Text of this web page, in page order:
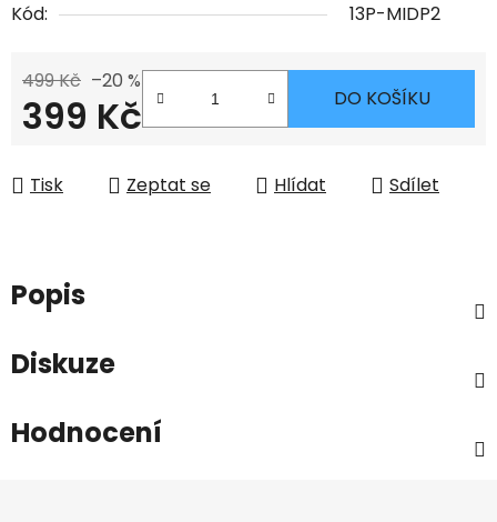
Kód:
13P-MIDP2
499 Kč –20 %
399 Kč DO KOŠÍKU
Tisk Zeptat se Hlídat Sdílet
Popis
Diskuze
Hodnocení